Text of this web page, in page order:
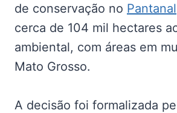
de conservação no Pantanal
cerca de 104 mil hectares
ambiental, com áreas em
Mato Grosso.
A decisão foi formalizada